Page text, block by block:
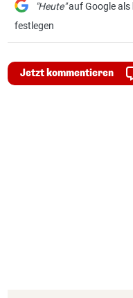
"Heute"auf Google als
festlegen
Jetzt kommentieren